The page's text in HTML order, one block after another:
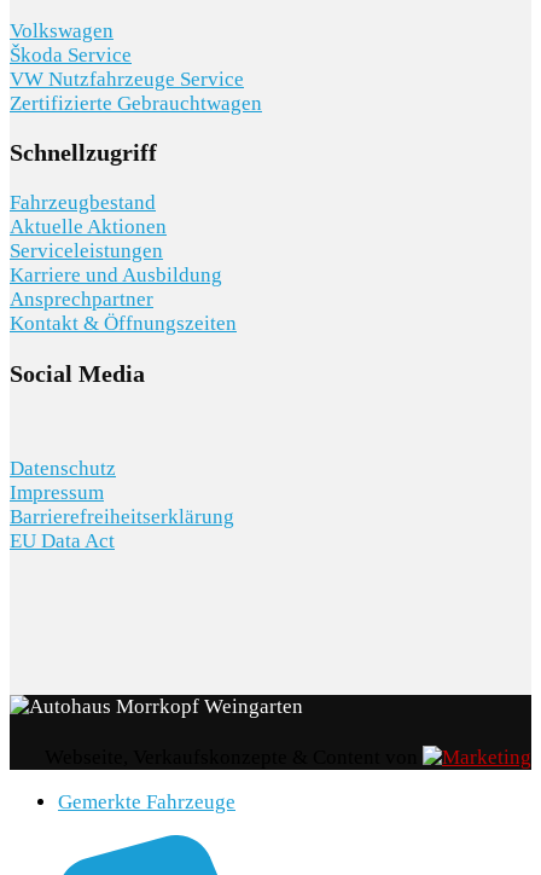
Volkswagen
Škoda Service
VW Nutzfahrzeuge Service
Zertifizierte Gebrauchtwagen
Schnellzugriff
Fahrzeugbestand
Aktuelle Aktionen
Serviceleistungen
Karriere und Ausbildung
Ansprechpartner
Kontakt & Öffnungszeiten
Social Media
Datenschutz
Impressum
Barrierefreiheitserklärung
EU Data Act
Gemerkte Fahrzeuge